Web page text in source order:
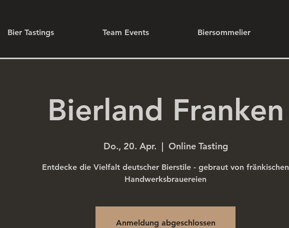
Bier Tastings Team Events Biersommelier
Bierland Franken
Do., 20. Apr.
  |
Online Tasting
Entdecke die Vielfalt deutscher Bierstile - gebraut von fränkischen
Handwerksbrauereien
Anmeldung abgeschlossen